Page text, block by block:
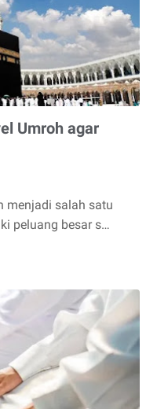
Umroh agar
menjadi salah satu
peluang besar s…